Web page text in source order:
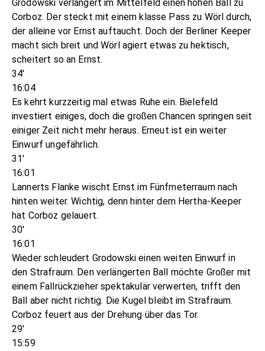
Grodowski verlängert im Mittelfeld einen hohen Ball zu
Corboz. Der steckt mit einem klasse Pass zu Wörl durch,
der alleine vor Ernst auftaucht. Doch der Berliner Keeper
macht sich breit und Wörl agiert etwas zu hektisch,
scheitert so an Ernst.
34'
16:04
Es kehrt kurzzeitig mal etwas Ruhe ein. Bielefeld
investiert einiges, doch die großen Chancen springen seit
einiger Zeit nicht mehr heraus. Erneut ist ein weiter
Einwurf ungefährlich.
31'
16:01
Lannerts Flanke wischt Ernst im Fünfmeterraum nach
hinten weiter. Wichtig, denn hinter dem Hertha-Keeper
hat Corboz gelauert.
30'
16:01
Wieder schleudert Grodowski einen weiten Einwurf in
den Strafraum. Den verlängerten Ball möchte Großer mit
einem Fallrückzieher spektakulär verwerten, trifft den
Ball aber nicht richtig. Die Kugel bleibt im Strafraum.
Corboz feuert aus der Drehung über das Tor.
29'
15:59